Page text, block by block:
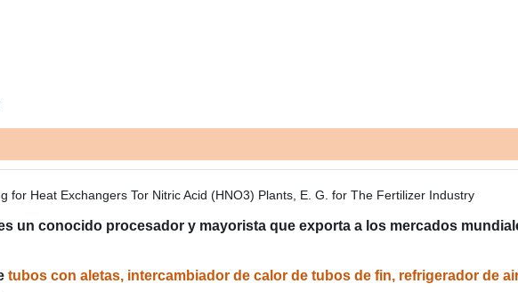
un conocido procesador y mayorista que exporta a los mercados
tubos con aletas, intercambiador de calor de tubos de fin, refrigerador de